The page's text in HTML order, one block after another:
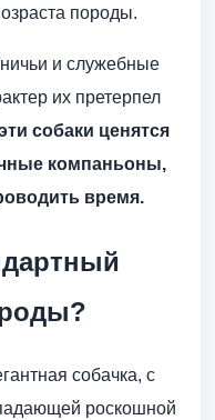
породы.
и служебные
их претерпел
собаки ценятся
компаньоны,
время.
собачка, с
роскошной